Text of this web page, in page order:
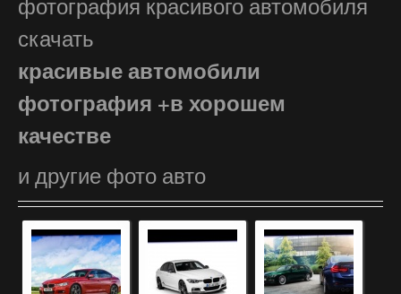
фотография красивого автомобиля
скачать
красивые автомобили
фотография +в хорошем
качестве
и другие фото авто